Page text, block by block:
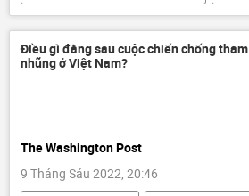
xuất khẩu
Nga
Ukraina
Liên Hợp Quốc
lương thực
Điều gì đằng sau cuộc chiến chống tham
nhũng ở Việt Nam?
The Washington Post
9 Tháng Sáu 2022, 20:46